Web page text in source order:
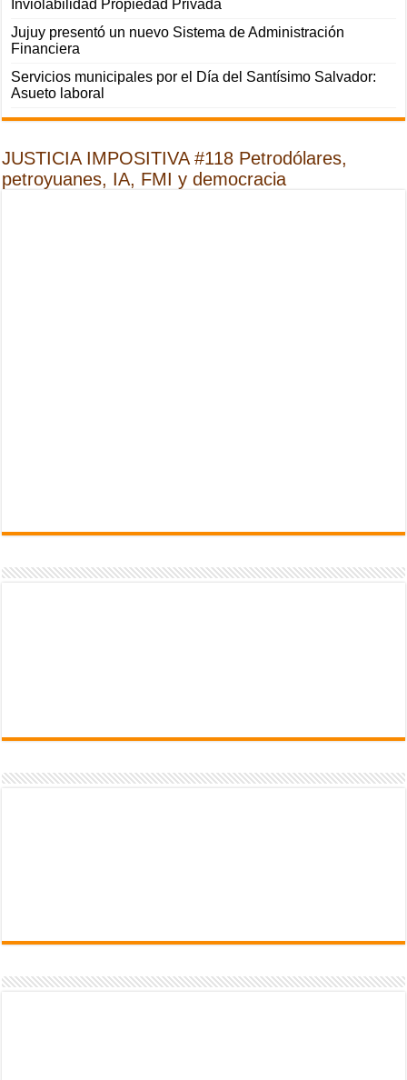
Inviolabilidad Propiedad Privada
Jujuy presentó un nuevo Sistema de Administración
Financiera
Servicios municipales por el Día del Santísimo Salvador:
Asueto laboral
JUSTICIA IMPOSITIVA #118 Petrodólares,
petroyuanes, IA, FMI y democracia